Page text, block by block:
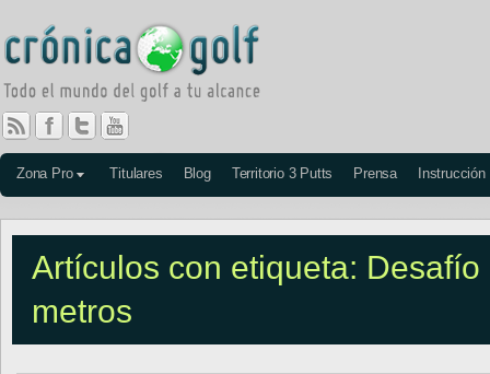
Zona Pro Titulares Blog Territorio 3 Putts Prensa Instrucción
Artículos con etiqueta: Desafío
metros